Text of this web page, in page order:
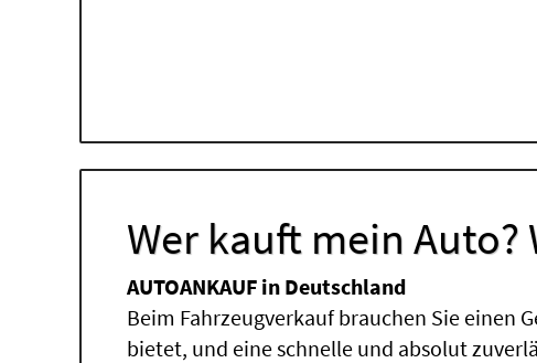
Wer kauft mein
AUTOANKAUF in Deutschland
Beim Fahrzeugverkauf brauchen Sie einen
bietet, und eine schnelle und absolut